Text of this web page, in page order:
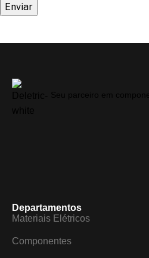
Departamentos
Materiais Elétricos
Componentes